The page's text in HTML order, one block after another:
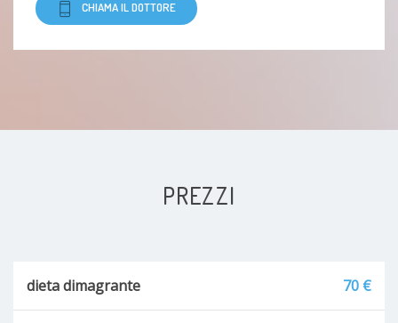
CHIAMA IL DOTTORE
PREZZI
dieta dimagrante 70 €